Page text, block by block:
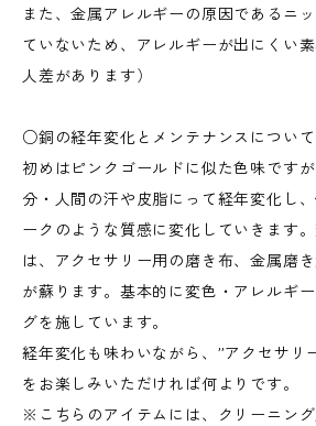
また、金属アレルギーの原因であるニ
ていないため、アレルギーが出にくい
人差があります）
○銅の経年変化とメンテナンスについて
初めはピンクゴールドに似た色味です
分・人間の汗や皮脂にって経年変化し
ークのような質感に変化していきます
は、アクセサリー用の磨き布、金属磨
が蘇ります。基本的に変色・アレルギ
グを施しています。
経年変化も味わいながら、”アクセサリ
をお楽しみいただければ何よりです。
※こちらのアイテムには、クリーニン